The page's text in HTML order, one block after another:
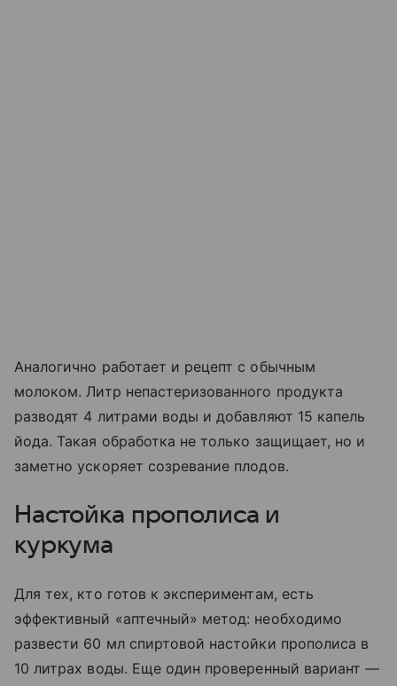
Аналогично работает и рецепт с обычным
молоком. Литр непастеризованного продукта
разводят 4 литрами воды и добавляют 15 капель
йода. Такая обработка не только защищает, но и
заметно ускоряет созревание плодов.
Настойка прополиса и
куркума
Для тех, кто готов к экспериментам, есть
эффективный «аптечный» метод: необходимо
развести 60 мл спиртовой настойки прополиса в
10 литрах воды. Еще один проверенный вариант —